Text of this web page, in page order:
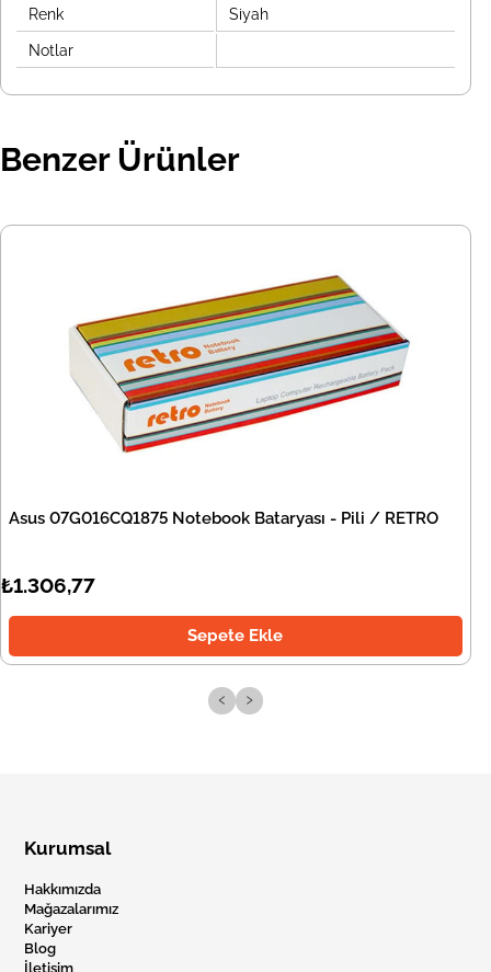
Renk Siyah
Notlar
Benzer Ürünler
Asus 07G016CQ1875 Notebook Bataryası - Pili / RETRO
₺1.306,77
Sepete Ekle
‹ ›
Kurumsal
Hakkımızda
Mağazalarımız
Kariyer
Blog
İletişim